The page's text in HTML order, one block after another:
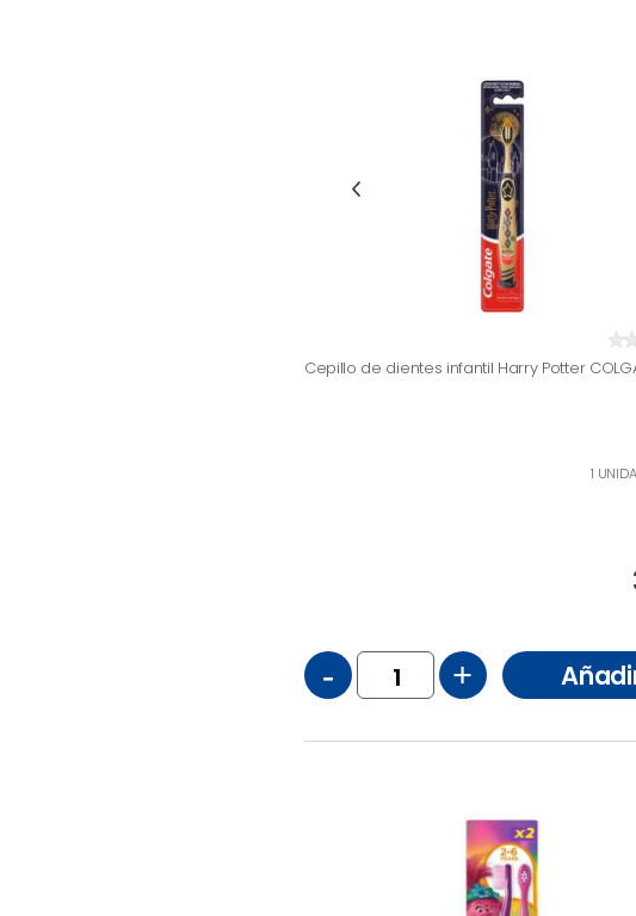
Cepillo de dientes infantil Harry Potter
1
- +